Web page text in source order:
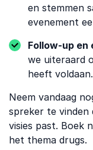
en stemmen
evenement
Follow-up en
we uiteraard
heeft voldaan.
Neem vandaag
spreker te vinden
visies past. Boek
het thema drugs.